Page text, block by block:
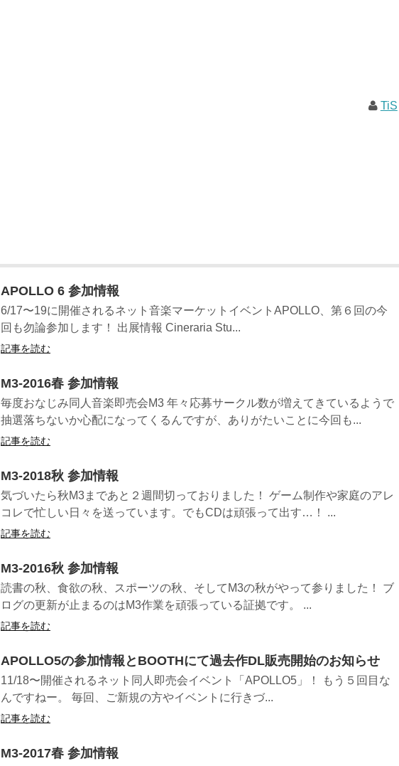
TiS
APOLLO 6 参加情報
6/17〜19に開催されるネット音楽マーケットイベントAPOLLO、第６回の今
回も勿論参加します！ 出展情報 Cineraria Stu...
記事を読む
M3-2016春 参加情報
毎度おなじみ同人音楽即売会M3 年々応募サークル数が増えてきているようで
抽選落ちないか心配になってくるんですが、ありがたいことに今回も...
記事を読む
M3-2018秋 参加情報
気づいたら秋M3まであと２週間切っておりました！ ゲーム制作や家庭のアレ
コレで忙しい日々を送っています。でもCDは頑張って出す…！ ...
記事を読む
M3-2016秋 参加情報
読書の秋、食欲の秋、スポーツの秋、そしてM3の秋がやって参りました！ ブ
ログの更新が止まるのはM3作業を頑張っている証拠です。 ...
記事を読む
APOLLO5の参加情報とBOOTHにて過去作DL販売開始のお知らせ
11/18〜開催されるネット同人即売会イベント「APOLLO5」！ もう５回目な
んですねー。 毎回、ご新規の方やイベントに行きづ...
記事を読む
M3-2017春 参加情報